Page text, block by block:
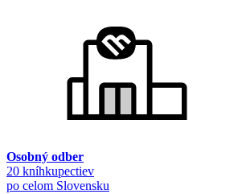
Osobný odber
20 kníhkupectiev
po celom Slovensku